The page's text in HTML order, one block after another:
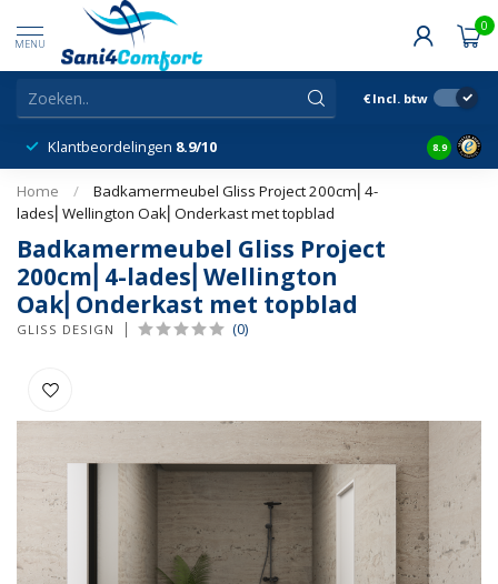
MENU
0
€ Incl. btw
Klantbeordelingen 8.9/10 8.9
Home /
Badkamermeubel Gliss Project 200cm⎢4-
lades⎢Wellington Oak⎢Onderkast met topblad
Badkamermeubel Gliss Project
200cm⎢4-lades⎢Wellington
Oak⎢Onderkast met topblad
GLISS DESIGN (0)